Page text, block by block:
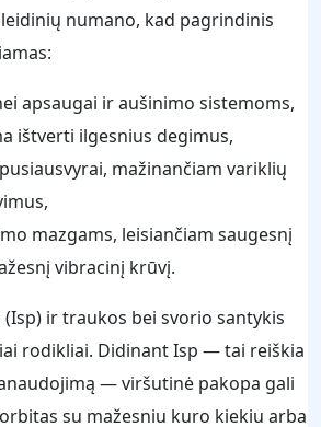
numano, kad pagrindinis
apsaugai ir aušinimo sistemoms,
ištverti ilgesnius degimus,
mažinančiam variklių
mazgams, leisiančiam saugesnį
vibracinį krūvį.
ir traukos bei svorio santykis
rodikliai. Didinant Isp — tai reiškia
— viršutinė pakopa gali
su mažesniu kuro kiekiu arba